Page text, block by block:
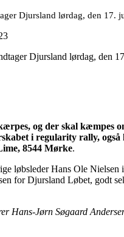
Djursland lørdag, den 17.
og der skal kæmpes
i regularity rally,
8544 Mørke.
løbsleder Hans Ole
for Djursland Løbet, godt
Hans-Jørn Søgaard